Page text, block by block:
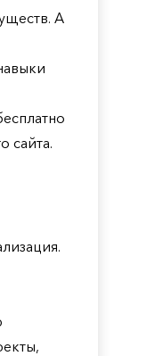
А
сайта.